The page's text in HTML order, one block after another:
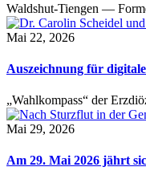
Waldshut-Tiengen —
Mai 22, 2026
Auszeichnung für
„Wahlkompass“ der
Mai 29, 2026
Am 29. Mai 2026 jährt